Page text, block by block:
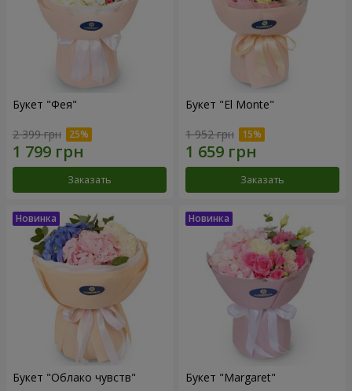
Букет "Фея"
2 399 грн
Заказать
Букет "El Monte"
1 952 грн
Заказать
Букет "Облако чувств" Букет "Margaret"